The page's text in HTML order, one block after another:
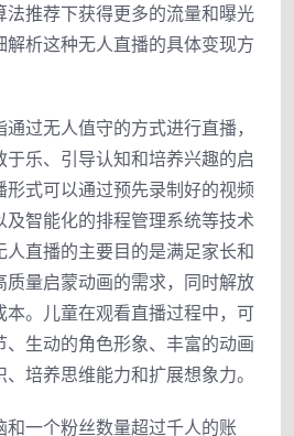
法推荐下获得更多的流量和曝光
析这种无人直播的具体变现方
过无人值守的方式进行直播，
乐、引导认知和培养兴趣的启
形式可以通过预先录制好的视频
智能化的排程管理系统等技术
直播的主要目的是满足家长和
量启蒙动画的需求，同时解放
本。儿童在观看直播过程中，可
生动的角色形象、丰富的动画
培养思维能力和扩展想象力。
一个粉丝数量超过千人的账